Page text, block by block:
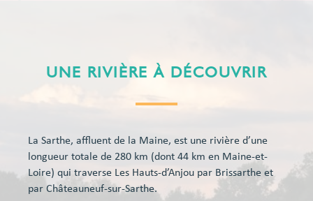
UNE RIVIÈRE À DÉCOUVRIR
La Sarthe, affluent de la Maine, est une rivière d’une
longueur totale de 280 km (dont 44 km en Maine-et-
Loire) qui traverse Les Hauts-d’Anjou par Brissarthe et
par Châteauneuf-sur-Sarthe.